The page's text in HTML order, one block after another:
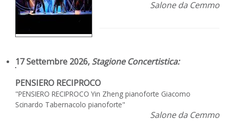
Salone da Cemmo
17 Settembre 2026, Stagione Concertistica:
PENSIERO RECIPROCO
"PENSIERO RECIPROCO Yin Zheng pianoforte Giacomo
Scinardo Tabernacolo pianoforte"
Salone da Cemmo